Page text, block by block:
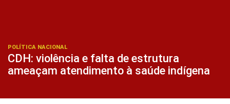
POLÍTICA NACIONAL
CDH: violência e falta de estrutura
ameaçam atendimento à saúde indígena